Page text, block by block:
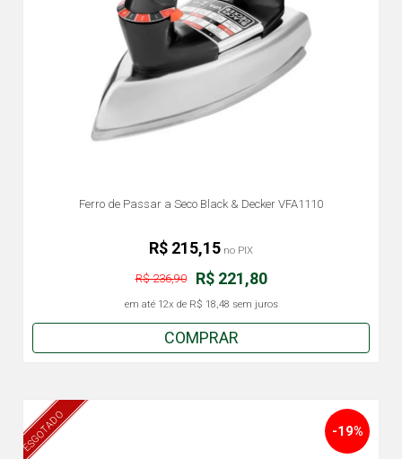
Ferro de Passar a Seco Black & Decker VFA1110
R$ 221,80
R$ 236,90
em até 12x de R$ 18,48 sem juros
R$ 215,15 no PIX
COMPRAR
ESGOTADO -19%